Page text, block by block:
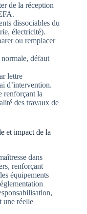
de la réception
dissociables du
électricité).
ou remplacer
normale, défaut
lettre
d’intervention.
renforçant la
des travaux de
et impact de la
dans
renforçant
équipements
une réelle